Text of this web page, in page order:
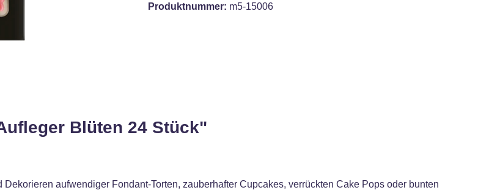
Produktnummer: m5-15006
Blüten 24 Stück"
aufwendiger Fondant-Torten, zauberhafter Cupcakes, verrückten Cake Pops oder bunten